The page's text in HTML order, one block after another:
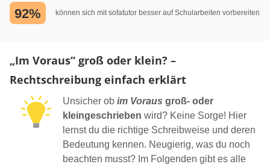
92% können sich mit sofatutor besser auf Schularbeiten vorbereiten
„Im Voraus“ groß oder klein? –
Rechtschreibung einfach erklärt
Unsicher ob im Voraus groß- oder
kleingeschrieben wird? Keine Sorge! Hier
lernst du die richtige Schreibweise und deren
Bedeutung kennen. Neugierig, was du noch
beachten musst? Im Folgenden gibt es alle